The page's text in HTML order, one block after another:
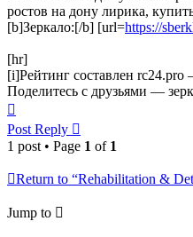
ростов на дону лирика,
[b]Зеркало:[/b] [url=https://
[hr]
[i]Рейтинг составлен
Поделитесь с друзьями —
Post Reply
1 post • Page 1 of 1
Return to “Rehabilitation &
Jump to